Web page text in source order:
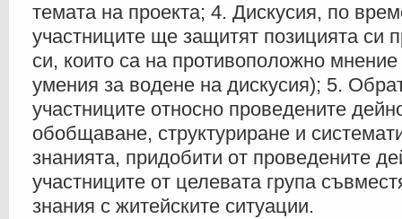
темата на проекта; 4. Дискусия, по
участниците ще защитят позицията си
си, които са на противоположно
умения за водене на дискусия); 5.
участниците относно проведените
обобщаване, структуриране и
знанията, придобити от проведените
участниците от целевата група
знания с житейските ситуации.